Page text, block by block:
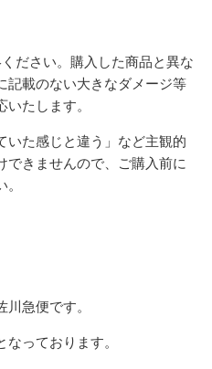
ださい。購入した商品と異な
記載のない大きなダメージ等
たします。
た感じと違う」など主観的
できませんので、ご購入前に
。
川急便です。
なっております。